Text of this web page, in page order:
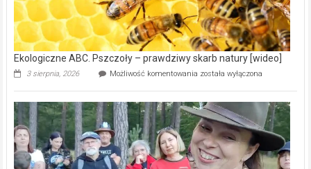
oczyszczalni
ścieków
[wideo]
Ekologiczne ABC. Pszczoły – prawdziwy skarb natury [wideo]
3 sierpnia, 2026 Możliwość komentowania Ekologiczne
–
prawdziwy
skarb
natury
[wideo]
została wyłączona